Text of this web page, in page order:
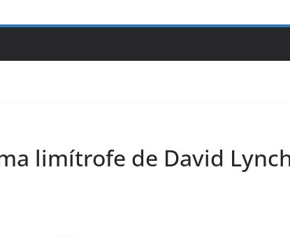
limítrofe de David